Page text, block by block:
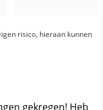
risico, hieraan kunnen
gekregen! Heb